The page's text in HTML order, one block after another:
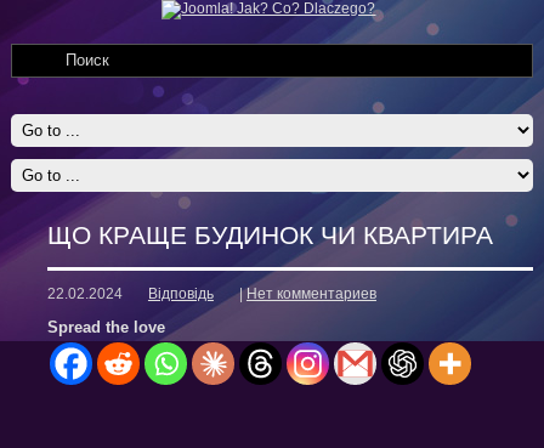
ЩО КРАЩЕ БУДИНОК ЧИ КВАРТИРА
22.02.2024 Відповідь |Нет комментариев
Spread the love